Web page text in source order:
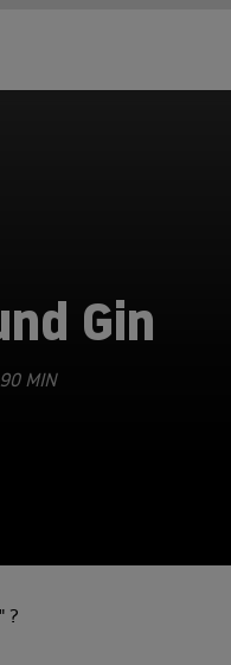
Gin
MIN
?